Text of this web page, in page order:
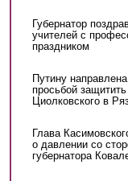
Губернатор
учителей с
праздником
Путину
просьбой
Циолковского в
Глава
о давлении со
губернатора